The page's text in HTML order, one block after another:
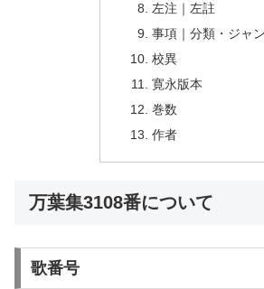
左注｜左註
事項｜分類・ジャ
校異
寛永版本
巻数
作者
万葉集3108番について
歌番号